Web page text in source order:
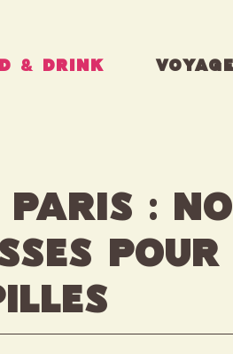
& DRINK VOYAGE
Paris :
pour